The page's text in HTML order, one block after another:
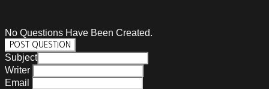
No Questions Have Been Created.
POST QUESTION
Subject
Writer
Email